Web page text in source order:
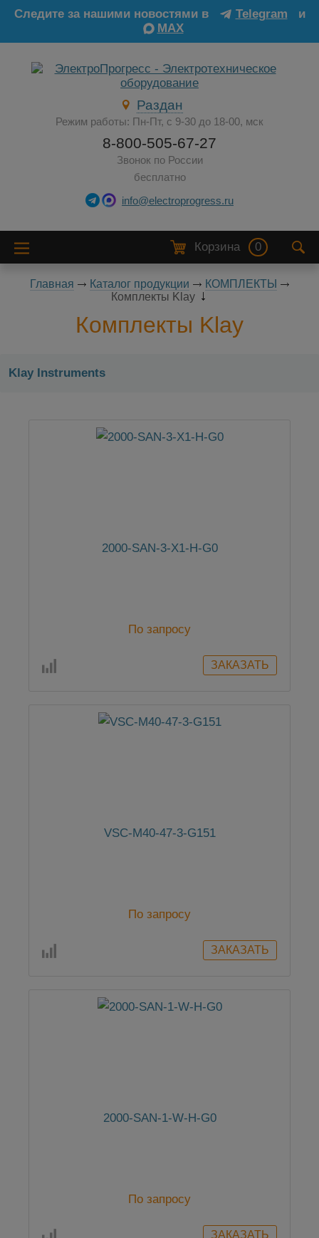
Следите за нашими новостями в Telegram
и
MAX
Раздан
Режим работы: Пн-Пт, с 9-30 до 18-00, мск
8-800-505-67-27
Звонок по России
бесплатно
info@electroprogress.ru
Корзина 0
Главная Каталог продукции
КОМПЛЕКТЫ
Комплекты Klay
Комплекты Klay
Klay Instruments
2000-SAN-3-X1-H-G0
По запросу
VSC-M40-47-3-G151
По запросу
2000-SAN-1-W-H-G0
По запросу